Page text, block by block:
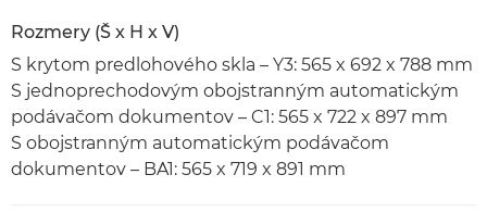
Rozmery (Š x H x V)
S krytom predlohového skla – Y3: 565 x 692 x 788 mm
S jednoprechodovým obojstranným automatickým
podávačom dokumentov – C1: 565 x 722 x 897 mm
S obojstranným automatickým podávačom
dokumentov – BA1: 565 x 719 x 891 mm